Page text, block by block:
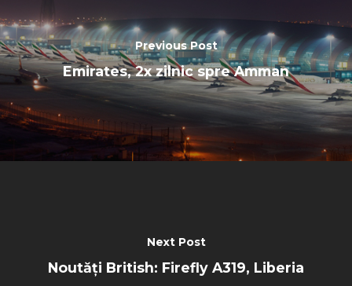
Previous Post
Emirates, 2x zilnic spre Amman
Next Post
Noutăți British: Firefly A319, Liberia